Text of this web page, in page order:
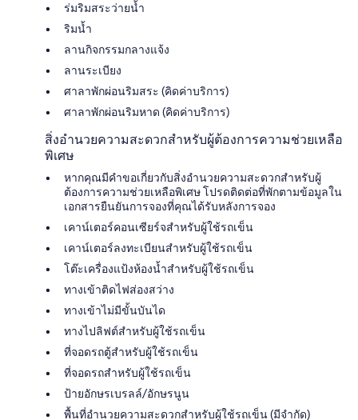
ร่มริมสระว่ายน้ำ
ริมน้ำ
ลานกิจกรรมกลางแจ้ง
ลานระเบียง
ศาลาพักผ่อนริมสระ (คิดค่าบริการ)
ศาลาพักผ่อนริมหาด (คิดค่าบริการ)
สิ่งอำนวยความสะดวกสำหรับผู้ต้องการความช่วยเหลือ
พิเศษ
หากคุณมีคำขอเกี่ยวกับสิ่งอำนวยความสะดวกสำหรับผู้
ต้องการความช่วยเหลือพิเศษ โปรดติดต่อที่พักตามข้อมูลใน
เอกสารยืนยันการจองที่คุณได้รับหลังการจอง
เคาน์เตอร์คอนเซียร์จสำหรับผู้ใช้รถเข็น
เคาน์เตอร์ลงทะเบียนสำหรับผู้ใช้รถเข็น
โต๊ะเครื่องแป้งห้องน้ำสำหรับผู้ใช้รถเข็น
ทางเข้าติดไฟส่องสว่าง
ทางเข้าไม่มีขั้นบันได
ทางไปลิฟต์สำหรับผู้ใช้รถเข็น
ที่จอดรถตู้สำหรับผู้ใช้รถเข็น
ที่จอดรถสำหรับผู้ใช้รถเข็น
ป้ายอักษรเบรลล์/อักษรนูน
พื้นที่อำนวยความสะดวกสำหรับผู้ใช้รถเข็น (มีจำกัด)